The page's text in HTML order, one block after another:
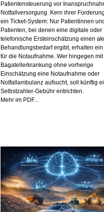
Patientensteuerung vor
Notfallversorgung. Kern ihrer
ein Ticket-System: Nur Patientinnen
Patienten, bei denen eine digitale oder
telefonische Ersteinschätzung einen
Behandlungsbedarf ergibt, erhalten ein
für die Notaufnahme. Wer hingegen
Bagatellerkrankung ohne vorherige
Einschätzung eine Notaufnahme oder
Notfallambulanz aufsucht, soll künftig
Selbstzahler-Gebühr entrichten.
Mehr im PDF...